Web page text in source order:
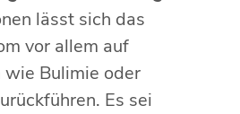
lässt sich das
vor allem auf
wie Bulimie oder
Es sei